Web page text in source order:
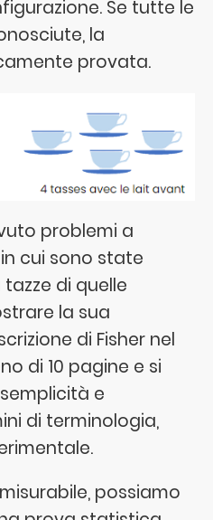
Se tutte le
la
provata.
problemi a
cui sono state
di quelle
la sua
di Fisher nel
di 10 pagine e si
e
di terminologia,
possiamo